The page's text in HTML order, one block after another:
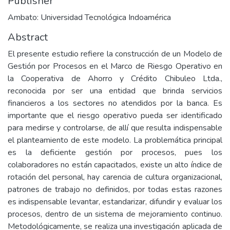
Ambato: Universidad Tecnológica Indoamérica
Abstract
El presente estudio refiere la construcción de un Modelo de
Gestión por Procesos en el Marco de Riesgo Operativo en
la Cooperativa de Ahorro y Crédito Chibuleo Ltda.,
reconocida por ser una entidad que brinda servicios
financieros a los sectores no atendidos por la banca. Es
importante que el riesgo operativo pueda ser identificado
para medirse y controlarse, de allí que resulta indispensable
el planteamiento de este modelo. La problemática principal
es la deficiente gestión por procesos, pues los
colaboradores no están capacitados, existe un alto índice de
rotación del personal, hay carencia de cultura organizacional,
patrones de trabajo no definidos, por todas estas razones
es indispensable levantar, estandarizar, difundir y evaluar los
procesos, dentro de un sistema de mejoramiento continuo.
Metodológicamente, se realiza una investigación aplicada de